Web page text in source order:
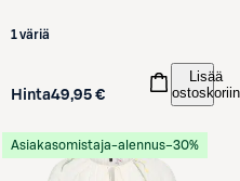
1 väriä
Hinta49,95 €
Lisää
ostoskoriin
Asiakasomistaja-alennus−30%